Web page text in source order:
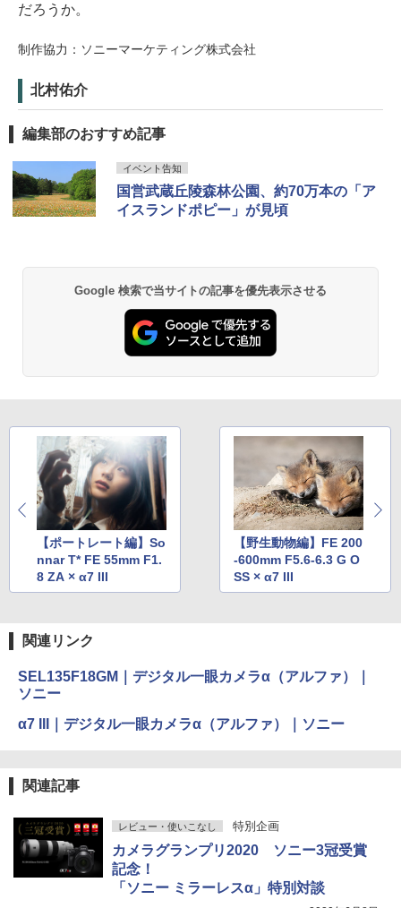
だろうか。
制作協力：ソニーマーケティング株式会社
北村佑介
編集部のおすすめ記事
イベント告知
国営武蔵丘陵森林公園、約70万本の「ア
イスランドポピー」が見頃
Google 検索で当サイトの記事を優先表示させる
【ポートレート編】So
nnar T* FE 55mm F1.
8 ZA × α7 III
【野生動物編】FE 200
-600mm F5.6-6.3 G O
SS × α7 III
関連リンク
SEL135F18GM｜デジタル一眼カメラα（アルファ）｜
ソニー
α7 III｜デジタル一眼カメラα（アルファ）｜ソニー
関連記事
レビュー・使いこなし 特別企画
カメラグランプリ2020 ソニー3冠受賞
記念！
「ソニー ミラーレスα」特別対談